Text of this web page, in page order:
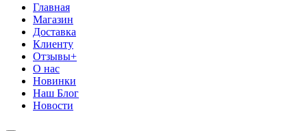
Главная
Магазин
Доставка
Клиенту
Отзывы+
О нас
Новинки
Наш Блог
Новости